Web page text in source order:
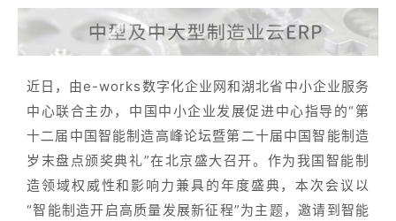
近日，由e-works数字化企业网和湖北省中小企业服务
中心联合主办，中国中小企业发展促进中心指导的“第
十二届中国智能制造高峰论坛暨第二十届中国智能制造
岁末盘点颁奖典礼”在北京盛大召开。作为我国智能制
造领域权威性和影响力兼具的年度盛典，本次会议以
“智能制造开启高质量发展新征程”为主题，邀请到智能